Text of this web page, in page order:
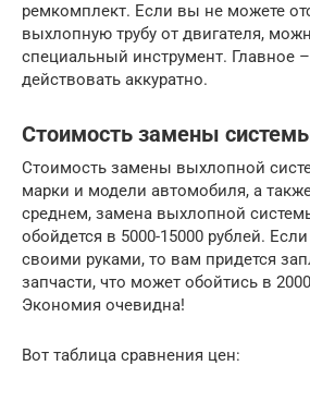
ремкомплект. Если вы не можете
выхлопную трубу от двигателя,
специальный инструмент. Главное
действовать аккуратно.
Стоимость замены
Стоимость замены выхлопной
марки и модели автомобиля, а
среднем, замена выхлопной
обойдется в 5000-15000 рублей.
своими руками, то вам придется
запчасти, что может обойтись в
Экономия очевидна!
Вот таблица сравнения цен: